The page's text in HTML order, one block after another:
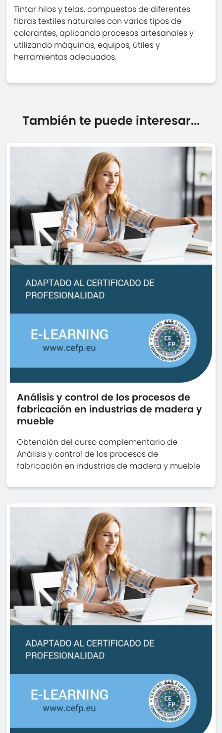
Tintar hilos y telas, compuestos de diferentes
fibras textiles naturales con varios tipos de
colorantes, aplicando procesos artesanales y
utilizando máquinas, equipos, útiles y
herramientas adecuados.
También te puede interesar...
Análisis y control de los procesos de
fabricación en industrias de madera y
mueble
Obtención del curso complementario de
Análisis y control de los procesos de
fabricación en industrias de madera y mueble